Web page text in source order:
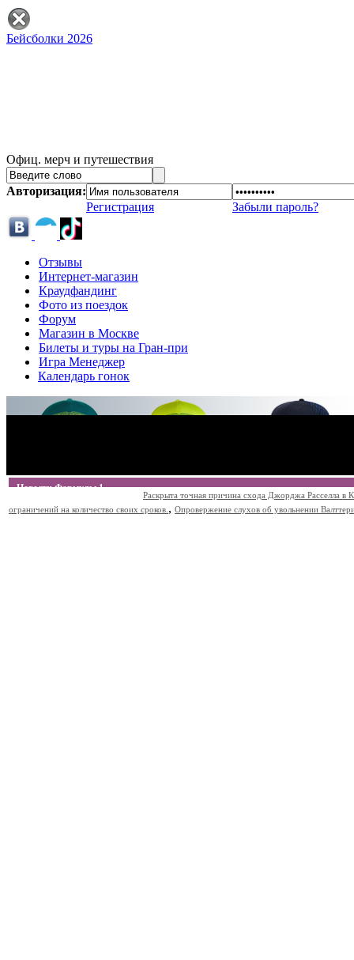
Бейсболки 2026
Офиц. мерч и путешествия
Авторизация:
Регистрация
Забыли пароль?
Отзывы
Интернет-магазин
Краудфандинг
Фото из поездок
Форум
Магазин в Москве
Билеты и туры на Гран-при
Игра Менеджер
Календарь гонок
Новости Формулы 1
Раскрыта точная причина схода Джорджа Расселла в
ограничений на количество своих сроков. , Опровержение слухов об увольнении